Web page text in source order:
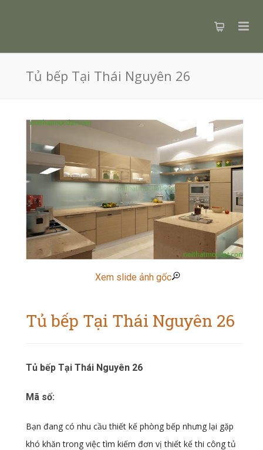
Tủ bếp Tại Thái Nguyên 26
Xem slide ảnh gốc
Tủ bếp Tại Thái Nguyên 26
Tủ bếp Tại Thái Nguyên 26
Mã số:
Bạn đang có nhu cầu thiết kế phòng bếp nhưng lại gặp
khó khăn trong việc tìm kiếm đơn vị thiết kế thi công tủ